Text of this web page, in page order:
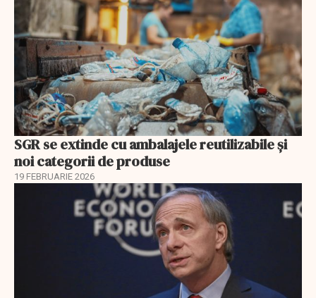
SGR se extinde cu ambalajele reutilizabile și
noi categorii de produse
19 FEBRUARIE 2026